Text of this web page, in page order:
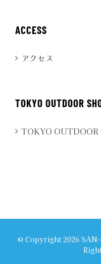
ACCESS
アクセス
TOKYO OUTDOOR
TOKYO OUTDOOR
© Copyright 2026